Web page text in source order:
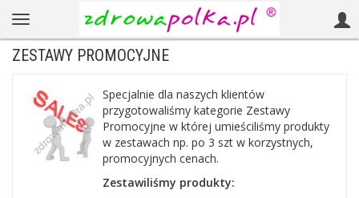
ZESTAWY PROMOCYJNE
Specjalnie dla naszych klientów
przygotowaliśmy kategorie Zestawy
Promocyjne w której umieściliśmy produkty
w zestawach np. po 3 szt w korzystnych,
promocyjnych cenach.
Zestawiliśmy produkty: